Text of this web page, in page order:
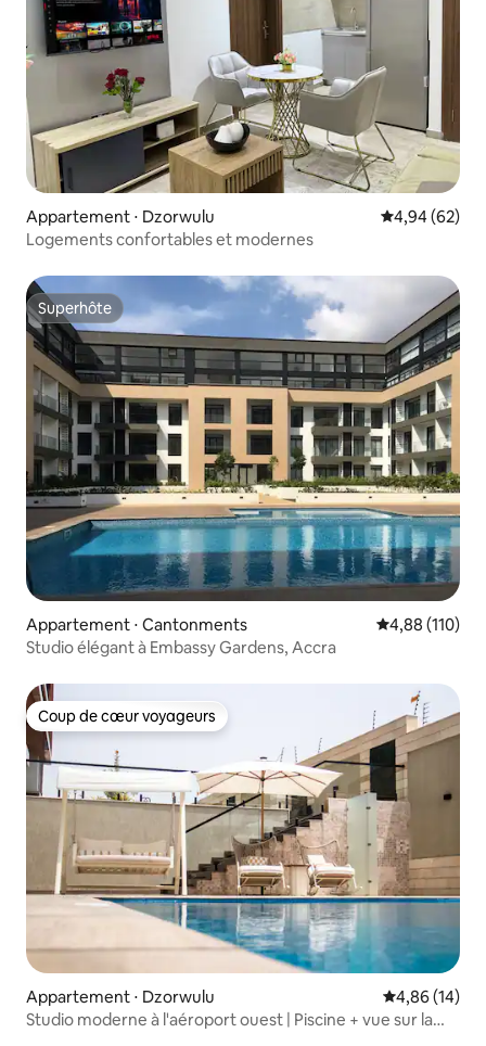
Appartement ⋅ Dzorwulu Évaluation
4,94 (62)
Logements confortables et modernes
Superhôte
Superhôte
Appartement ⋅ Cantonments Évaluation
4,88 (110)
Studio élégant à Embassy Gardens, Accra
Coup de cœur voyageurs
Coup de cœur voyageurs
Appartement ⋅ Dzorwulu Évaluation
4,86 (14)
Studio moderne à l'aéroport ouest | Piscine + vue sur la